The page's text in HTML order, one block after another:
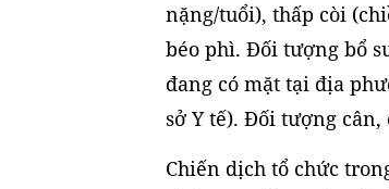
nặng/tuổi), thấp còi
béo phì. Đối tượng bổ
đang có mặt tại địa
sở Y tế). Đối tượng
Chiến dịch tổ chức